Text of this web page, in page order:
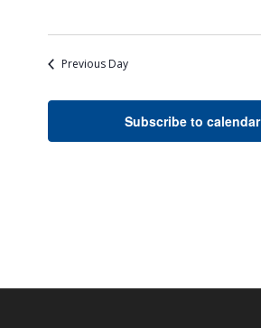
Previous Day
Subscribe to calendar